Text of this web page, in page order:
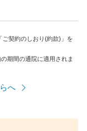
契約のしおり(約款)」を
期間の通院に適用されま
へ